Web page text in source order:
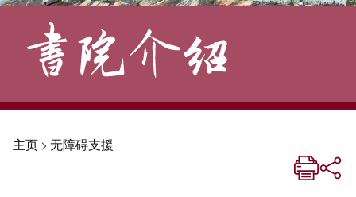
主页> 无障碍支援